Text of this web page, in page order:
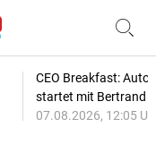
CEO Breakfast:
startet mit Bertrand
07.08.2026, 12:05